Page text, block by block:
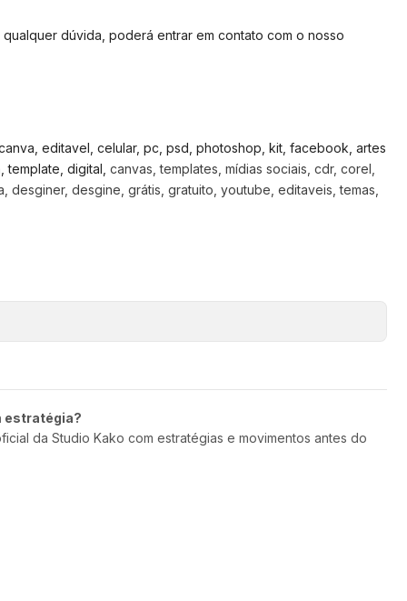
dúvida, poderá entrar em contato com o nosso
editavel, celular, pc, psd, photoshop, kit, facebook, artes
digital, canvas, templates, mídias sociais, cdr, corel,
desginer, desgine, grátis, gratuito, youtube, editaveis, temas,
estratégia?
da Studio Kako com estratégias e movimentos antes do